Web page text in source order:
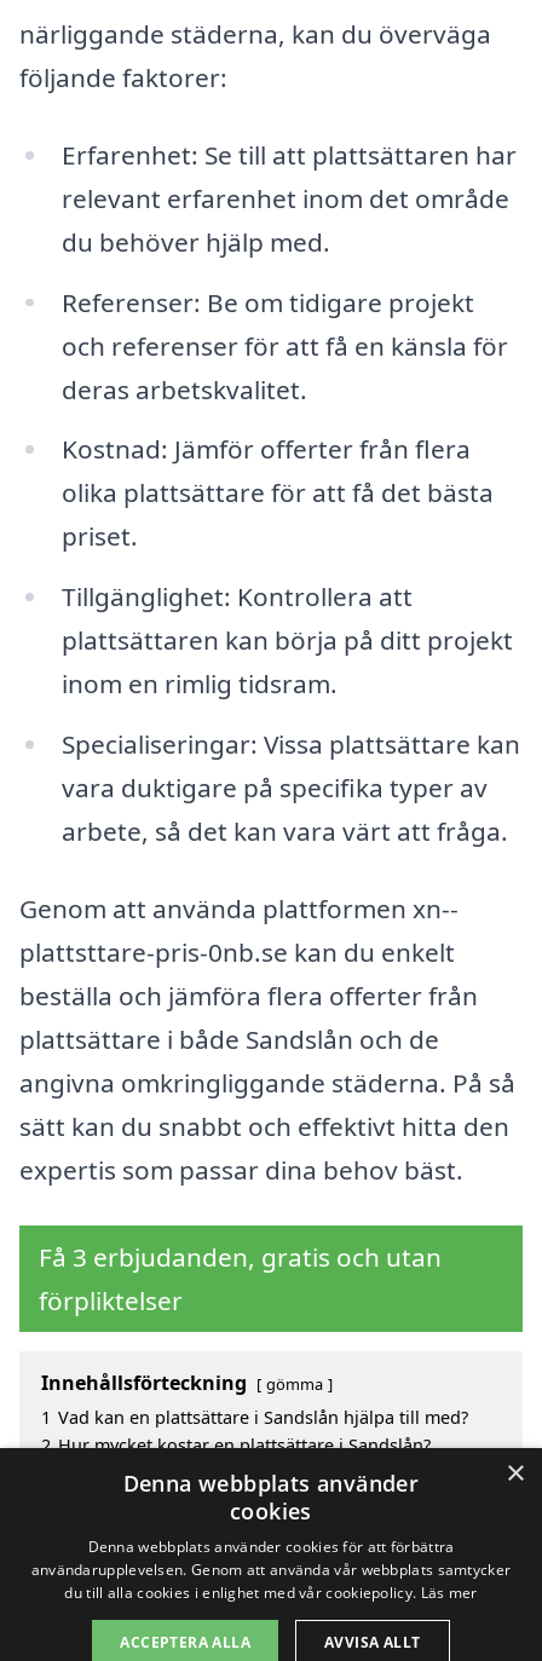
närliggande städerna, kan du överväga
följande faktorer:
Erfarenhet: Se till att plattsättaren har
relevant erfarenhet inom det område
du behöver hjälp med.
Referenser: Be om tidigare projekt
och referenser för att få en känsla för
deras arbetskvalitet.
Kostnad: Jämför offerter från flera
olika plattsättare för att få det bästa
priset.
Tillgänglighet: Kontrollera att
plattsättaren kan börja på ditt projekt
inom en rimlig tidsram.
Specialiseringar: Vissa plattsättare kan
vara duktigare på specifika typer av
arbete, så det kan vara värt att fråga.
Genom att använda plattformen xn--
plattsttare-pris-0nb.se kan du enkelt
beställa och jämföra flera offerter från
plattsättare i både Sandslån och de
angivna omkringliggande städerna. På så
sätt kan du snabbt och effektivt hitta den
expertis som passar dina behov bäst.
Få 3 erbjudanden, gratis och utan
förpliktelser
Innehållsförteckning gömma
1 Vad kan en plattsättare i Sandslån hjälpa till med?
2 Hur mycket kostar en plattsättare i Sandslån?
Fördelar med att välja plattsättare i Sandslån
Sök efter en skicklig plattsättare i de omgivande
Copyright 2026 - Pilanto Aps
×
Denna webbplats använder
cookies
Denna webbplats använder cookies för att förbättra
användarupplevelsen. Genom att använda vår webbplats samtycker
du till alla cookies i enlighet med vår cookiepolicy. Läs mer
ACCEPTERA ALLA AVVISA ALLT